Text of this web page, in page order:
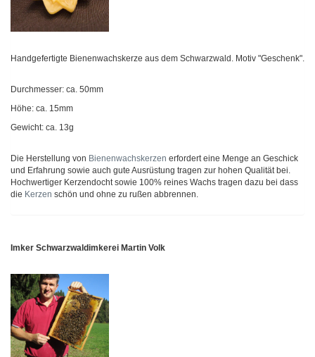
Handgefertigte Bienenwachskerze aus dem Schwarzwald. Motiv "Geschenk".
Durchmesser: ca. 50mm
Höhe: ca. 15mm
Gewicht: ca. 13g
Die Herstellung von Bienenwachskerzen erfordert eine Menge an Geschick
und Erfahrung sowie auch gute Ausrüstung tragen zur hohen Qualität bei.
Hochwertiger Kerzendocht sowie 100% reines Wachs tragen dazu bei dass
die Kerzen schön und ohne zu rußen abbrennen.
Imker Schwarzwaldimkerei Martin Volk